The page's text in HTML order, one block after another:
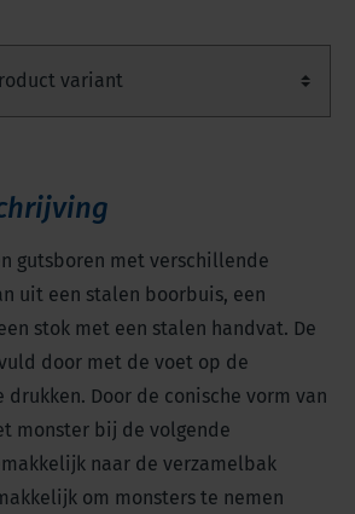
gutsboren met verschillende
uit een stalen boorbuis, een
stok met een stalen handvat. De
door met de voet op de
Door de conische vorm van
monster bij de volgende
naar de verzamelbak
om monsters te nemen